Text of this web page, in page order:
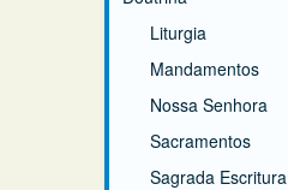
Liturgia
Mandamentos
Nossa Senhora
Sacramentos
Sagrada Escritura